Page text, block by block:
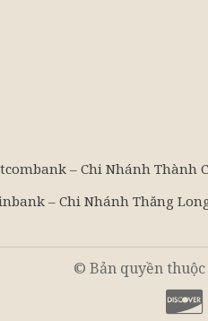
– Chi Nhánh Thành
– Chi Nhánh Thăng
© Bản quyền